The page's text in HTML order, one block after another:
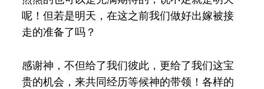
呢！但若是明天，在这之前我们做好出嫁被接
走的准备了吗？
感谢神，不但给了我们彼此，更给了我们这宝
贵的机会，来共同经历等候神的带领！各样的